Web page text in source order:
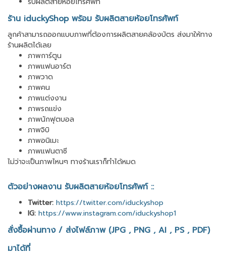
ร้าน iduckyShop พร้อม รับผลิตสายห้อยโทรศัพท์
ลูกค้าสามารถออกแบบภาพที่ต้องการผลิตสายคล้องบัตร ส่งมาให้ทาง
ร้านผลิตได้เลย
ภาพการ์ตูน
ภาพแฟนอาร์ต
ภาพวาด
ภาพคน
ภาพแต่งงาน
ภาพรถแข่ง
ภาพนักฟุตบอล
ภาพจิบิ
ภาพอนิเมะ
ภาพแฟนตาซี
ไม่ว่าจะเป็นภาพไหนๆ ทางร้านเราก็ทำได้หมด
ตัวอย่างผลงาน รับผลิตสายห้อยโทรศัพท์ ::
Twitter: https://twitter.com/iduckyshop
IG: https://www.instagram.com/iduckyshop1
สั่งซื้อผ่านทาง / ส่งไฟล์ภาพ (JPG , PNG , AI , PS , PDF)
มาได้ที่